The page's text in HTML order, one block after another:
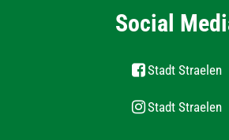
Social
Stadt Straelen
Stadt Straelen